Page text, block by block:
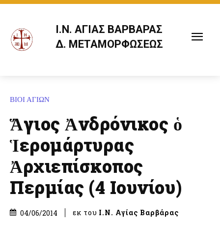
Ι.Ν. ΑΓΙΑΣ ΒΑΡΒΑΡΑΣ
Δ. ΜΕΤΑΜΟΡΦΩΣΕΩΣ
ΒΙΟΙ ΑΓΙΩΝ
Ἅγιος Ἀνδρόνικος ὁ
Ἱερομάρτυρας
Ἀρχιεπίσκοπος
Περμίας (4 Ιουνίου)
04/06/2014 εκ του Ι.Ν. Αγίας Βαρβάρας